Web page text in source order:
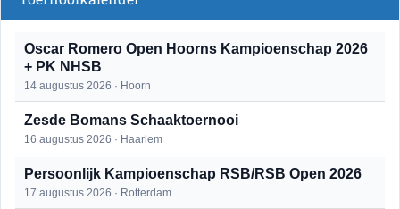
Oscar Romero Open Hoorns Kampioenschap 2026
+ PK NHSB
14 augustus 2026 · Hoorn
Zesde Bomans Schaaktoernooi
16 augustus 2026 · Haarlem
Persoonlijk Kampioenschap RSB/RSB Open 2026
17 augustus 2026 · Rotterdam